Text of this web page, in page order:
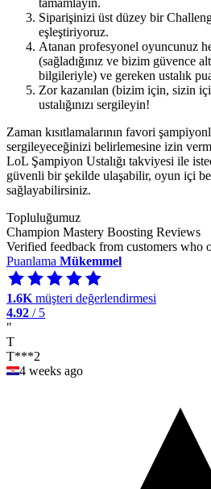
Siparişinizi üst düzey bir
eşleştiriyoruz.
Atanan profesyonel oyuncunuz
(sağladığınız ve bizim güvence
bilgileriyle) ve gereken ustalık
Zor kazanılan (bizim için, sizin
ustalığınızı sergileyin!
Zaman kısıtlamalarının favori
sergileyeceğinizi belirlemesine izin
LoL Şampiyon Ustalığı takviyesi ile
güvenli bir şekilde ulaşabilir, oyun içi
sağlayabilirsiniz.
Topluluğumuz
Champion Mastery Boosting Reviews
Verified feedback from customers who
Puanlama Mükemmel
1.6K müşteri değerlendirmesi
4.92 / 5
"
T
T***2
4 weeks ago